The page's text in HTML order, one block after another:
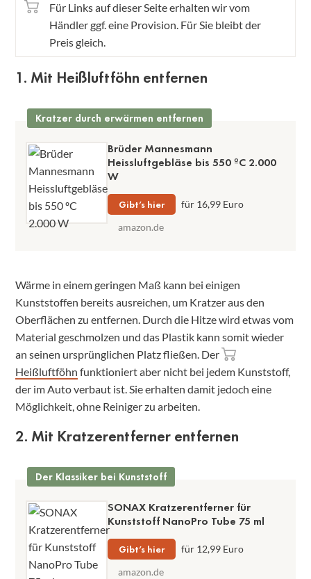
Für Links auf dieser Seite erhalten wir vom
Händler ggf. eine Provision. Für Sie bleibt der
Preis gleich.
1. Mit Heißluftföhn entfernen
Kratzer durch erwärmen entfernen
Brüder Mannesmann
Heissluftgebläse bis 550 ºC 2.000
W
Gibt’s hier
für 16,99 Euro
amazon.de
Wärme in einem geringen Maß kann bei einigen
Kunststoffen bereits ausreichen, um Kratzer aus den
Oberflächen zu entfernen. Durch die Hitze wird etwas vom
Material geschmolzen und das Plastik kann somit wieder
an seinen ursprünglichen Platz fließen. Der
Heißluftföhn funktioniert aber nicht bei jedem Kunststoff,
der im Auto verbaut ist. Sie erhalten damit jedoch eine
Möglichkeit, ohne Reiniger zu arbeiten.
2. Mit Kratzerentferner entfernen
Der Klassiker bei Kunststoff
SONAX Kratzerentferner für
Kunststoff NanoPro Tube 75 ml
Gibt’s hier
für 12,99 Euro
amazon.de